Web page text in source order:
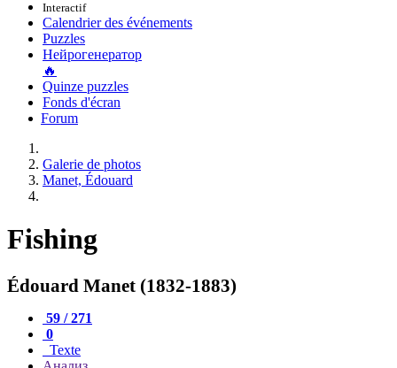
Interactif
Calendrier des événements
Puzzles
Нейрогенератор
🔥
Quinze puzzles
Fonds d'écran
Forum
Galerie de photos
Manet, Édouard
Fishing
Édouard Manet (1832-1883)
59 / 271
0
Texte